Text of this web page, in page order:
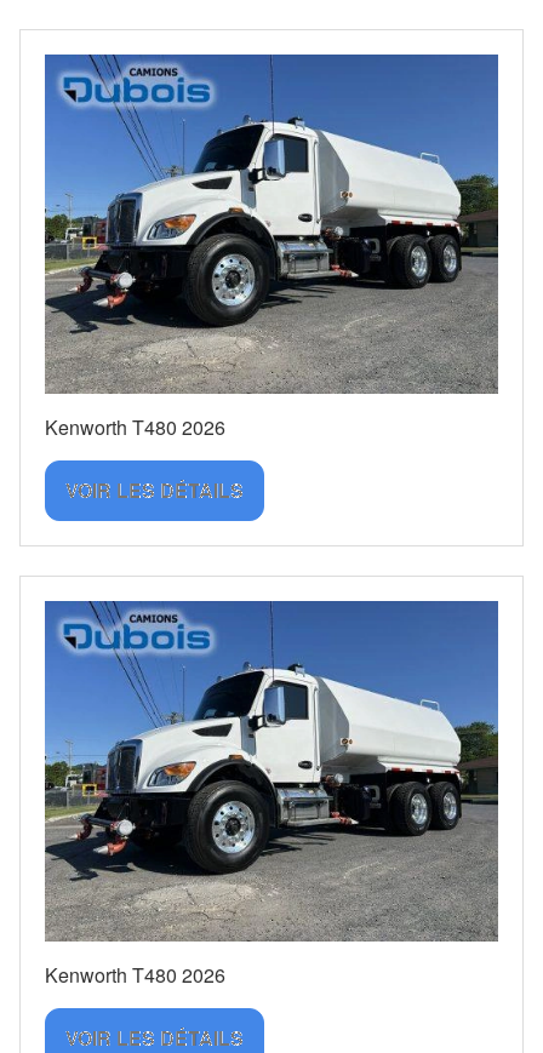
Kenworth T480 2026
VOIR LES DÉTAILS
Kenworth T480 2026
VOIR LES DÉTAILS